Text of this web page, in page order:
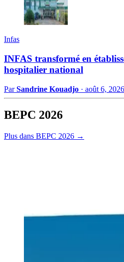
Infas
INFAS transformé en
hospitalier national
ParSandrine Kouadjo · août 6, 2026
BEPC 2026
Plus dans BEPC 2026 →